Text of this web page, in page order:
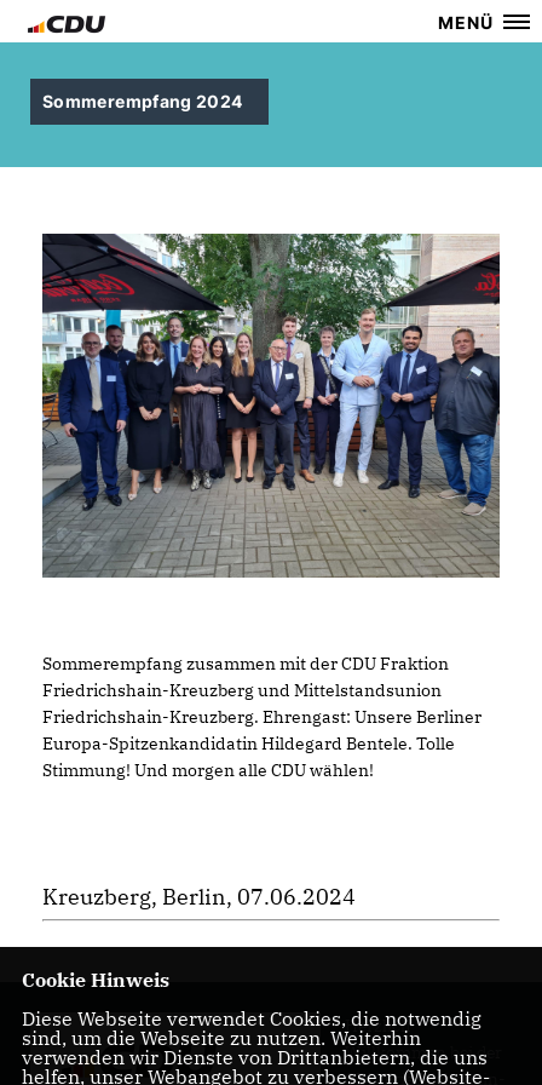
MENÜ
Sommerempfang 2024
Sommerempfang zusammen mit der CDU Fraktion
Friedrichshain-Kreuzberg und Mittelstandsunion
Friedrichshain-Kreuzberg. Ehrengast: Unsere Berliner
Europa-Spitzenkandidatin Hildegard Bentele. Tolle
Stimmung! Und morgen alle CDU wählen!
Kreuzberg, Berlin, 07.06.2024
Herzlich
Willkommen bei der
CDU Friedrichshain-
Cookie Hinweis
Diese Webseite verwendet Cookies, die notwendig
sind, um die Webseite zu nutzen. Weiterhin
verwenden wir Dienste von Drittanbietern, die uns
helfen, unser Webangebot zu verbessern (Website-